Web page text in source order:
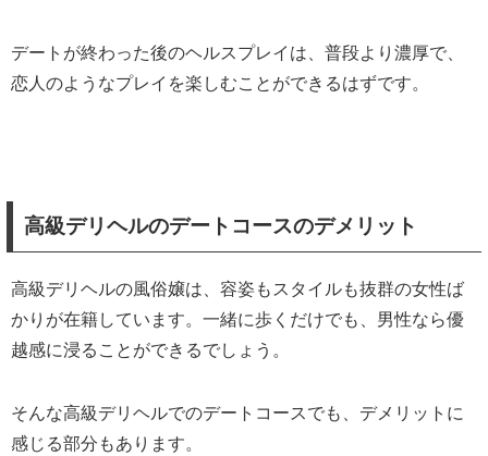
デートが終わった後のヘルスプレイは、普段より濃厚で、
恋人のようなプレイを楽しむことができるはずです。
高級デリヘルのデートコースのデメリット
高級デリヘルの風俗嬢は、容姿もスタイルも抜群の女性ば
かりが在籍しています。一緒に歩くだけでも、男性なら優
越感に浸ることができるでしょう。
そんな高級デリヘルでのデートコースでも、デメリットに
感じる部分もあります。